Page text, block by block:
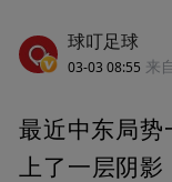
球叮足球
03-03 08:55 来
最近中东局势
上了一层阴